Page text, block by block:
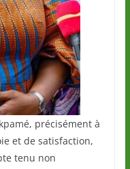
précisément à
et de satisfaction,
tenu non